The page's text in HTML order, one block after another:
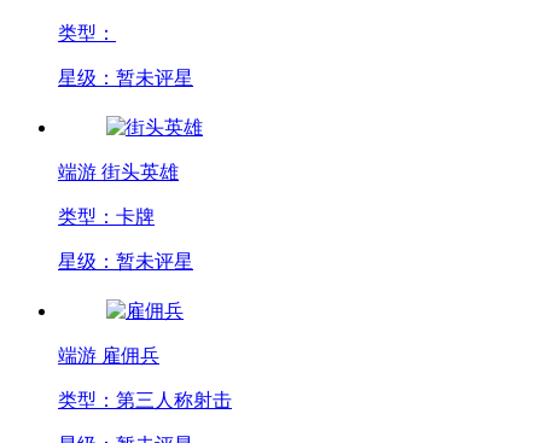
类型：
星级：暂未评星
端游 街头英雄
类型：卡牌
星级：暂未评星
端游 雇佣兵
类型：第三人称射击